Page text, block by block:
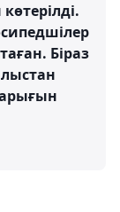
Біраз